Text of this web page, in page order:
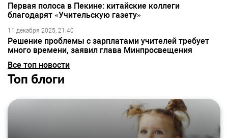
Первая полоса в Пекине: китайские коллеги
благодарят «Учительскую газету»
11 декабря 2025, 21:40
Решение проблемы с зарплатами учителей требует
много времени, заявил глава Минпросвещения
Все топ новости
Топ блоги